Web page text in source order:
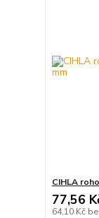
CIHLA
77,56
64,10 Kč